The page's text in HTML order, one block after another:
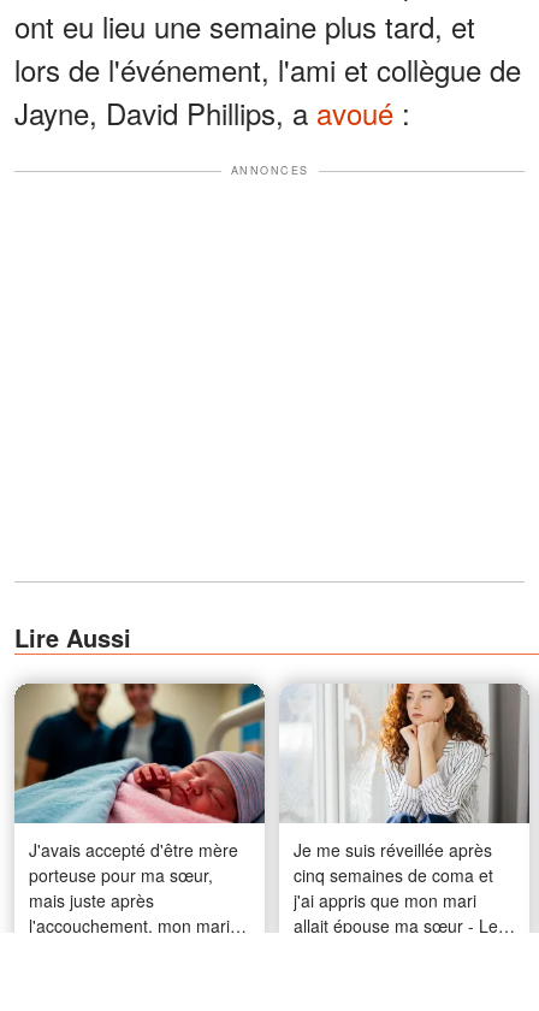
ont eu lieu une semaine plus tard, et
lors de l'événement, l'ami et collègue de
Jayne, David Phillips, a avoué :
ANNONCES
Lire Aussi
J'avais accepté d'être mère
porteuse pour ma sœur,
mais juste après
l'accouchement, mon mari
Je me suis réveillée après
cinq semaines de coma et
j'ai appris que mon mari
allait épouse ma sœur - Le